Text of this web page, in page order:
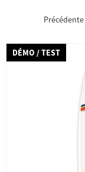
Précédente
DÉMO / TEST